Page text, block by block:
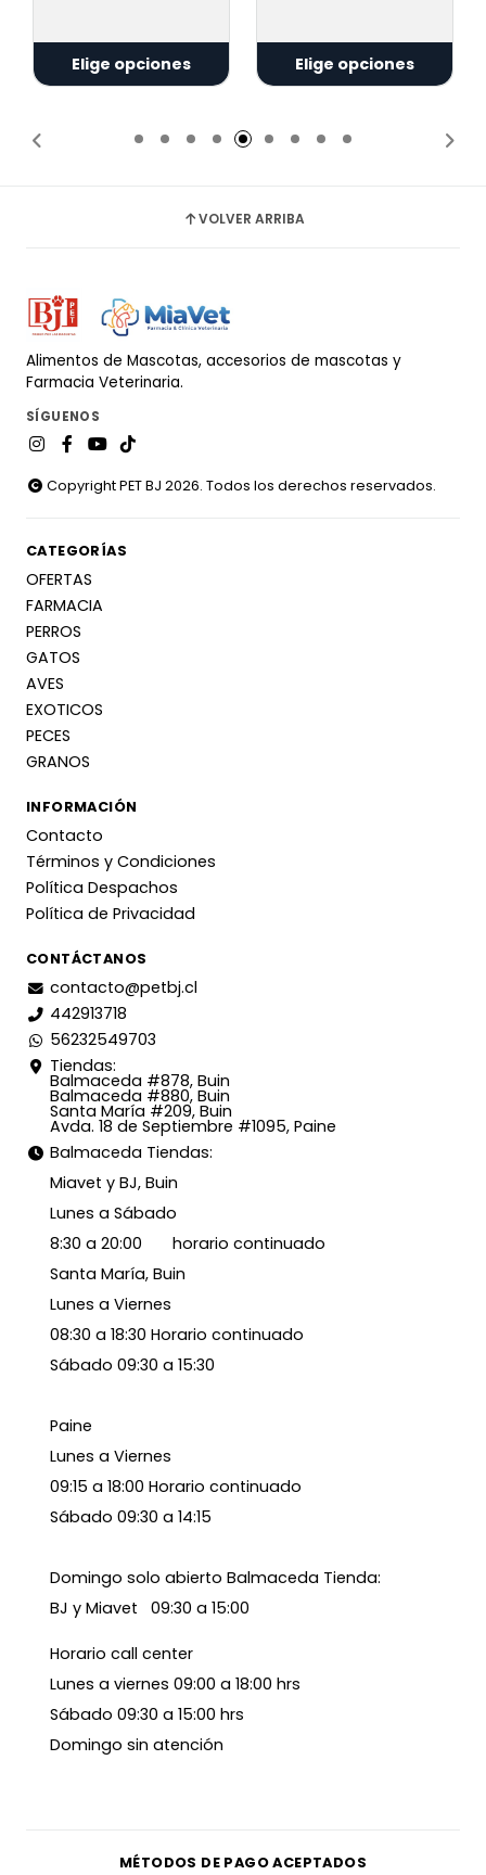
Elige opciones Elige opciones
VOLVER ARRIBA
Alimentos de Mascotas, accesorios de mascotas y
Farmacia Veterinaria.
SÍGUENOS
Copyright PET BJ 2026. Todos los derechos reservados.
CATEGORÍAS
OFERTAS
FARMACIA
PERROS
GATOS
AVES
EXOTICOS
PECES
GRANOS
INFORMACIÓN
Contacto
Términos y Condiciones
Política Despachos
Política de Privacidad
CONTÁCTANOS
contacto@petbj.cl
442913718
56232549703
Tiendas:
Balmaceda #878, Buin
Balmaceda #880, Buin
Santa María #209, Buin
Avda. 18 de Septiembre #1095, Paine
Balmaceda Tiendas:
Miavet y BJ, Buin
Lunes a Sábado
8:30 a 20:00 horario continuado
Santa María, Buin
Lunes a Viernes
08:30 a 18:30 Horario continuado
Sábado 09:30 a 15:30
Paine
Lunes a Viernes
09:15 a 18:00 Horario continuado
Sábado 09:30 a 14:15
Domingo solo abierto Balmaceda Tienda:
BJ y Miavet 09:30 a 15:00
Horario call center
Lunes a viernes 09:00 a 18:00 hrs
Sábado 09:30 a 15:00 hrs
Domingo sin atención
MÉTODOS DE PAGO ACEPTADOS